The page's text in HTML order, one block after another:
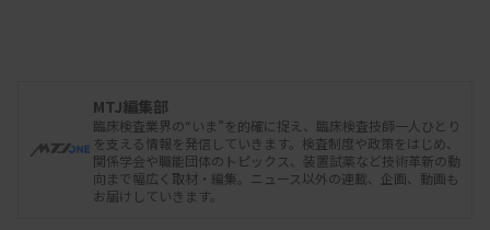
社会保障勉強会は、自民党の田村憲久元厚生労働
相が主催し、日本医師会など医療関係団体の幹部ら
MTJ編集部
臨床検査業界の“いま”を的確に捉え、臨床検査技師一人ひとり
を支える情報を発信していきます。検査制度や政策をはじめ、
関係学会や職能団体のトピックス、装置試薬など技術革新の動
向まで幅広く取材・編集。ニュース以外の連載、企画、動画も
お届けしていきます。